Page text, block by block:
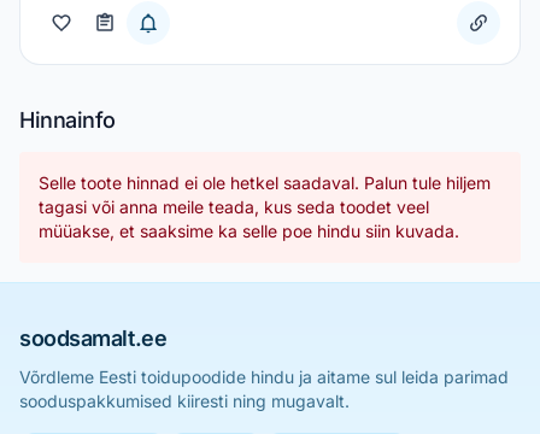
Hinnainfo
Selle toote hinnad ei ole hetkel saadaval. Palun tule hiljem
tagasi või anna meile teada, kus seda toodet veel
müüakse, et saaksime ka selle poe hindu siin kuvada.
soodsamalt.ee
Võrdleme Eesti toidupoodide hindu ja aitame sul leida parimad
sooduspakkumised kiiresti ning mugavalt.